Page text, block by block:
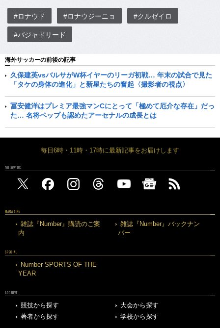
#ロナウド #ロナウジーニョ #クルゼイロ
#バジャドリード
海外サッカーの前後の記事
久保建英vsバルサがW杯イヤーのリーガ初戦… 年末の試合で見た
「タケの身体の進化」と新星たちの奮起〈撮影者の視点〉
冨安健洋はプレミア最強マンCにとって「極めて厄介な存在」だっ
た… 名将ペップも認めたアーセナルの成長とは
毎日6時・11時・17時に最新記事をお届けします
FOLLOW US
MAGAZINE
雑誌『Number』購読のご案
内
雑誌『Number』バックナン
バー
SPECIAL
Number SPORTS OF THE
YEAR
ARCHIVE
競技から探す
大会から探す
著者から探す
学校から探す